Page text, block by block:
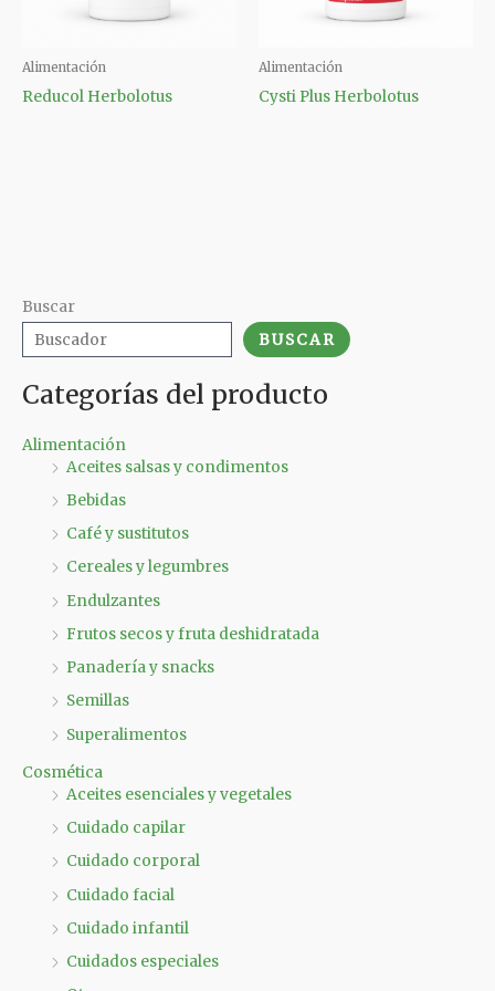
Buscar
BUSCAR
Categorías del producto
Alimentación
Aceites salsas y condimentos
Bebidas
Café y sustitutos
Cereales y legumbres
Endulzantes
Frutos secos y fruta deshidratada
Panadería y snacks
Semillas
Superalimentos
Cosmética
Aceites esenciales y vegetales
Cuidado capilar
Cuidado corporal
Cuidado facial
Cuidado infantil
Cuidados especiales
Alimentación
Reducol Herbolotus
Alimentación
Cysti Plus Herbolotus